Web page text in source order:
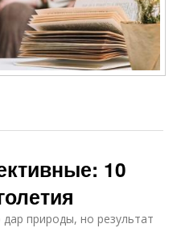
10
природы, но результат